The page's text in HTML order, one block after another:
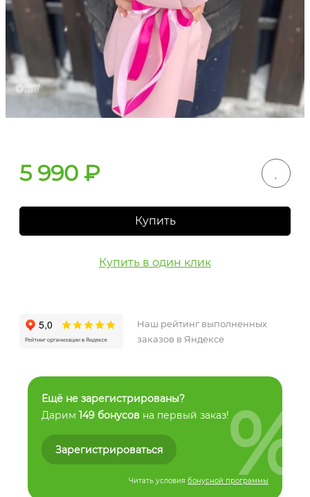
5 990 ₽
Купить
Купить в один клик
Наш рейтинг выполненных
заказов в Яндексе
Ещё не зарегистрированы?
Дарим 149 бонусов на первый заказ!
Зарегистрироваться
Читать условия бонусной программы
%